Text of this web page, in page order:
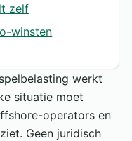
zelf
winsten
werkt
situatie moet
operators en
Geen juridisch